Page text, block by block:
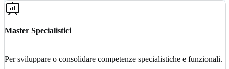
Master Specialistici
Per sviluppare o consolidare competenze specialistiche e funzionali.